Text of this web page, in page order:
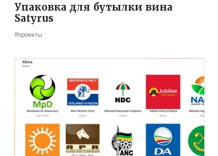
Упаковка для бутылки вина
Satyrus
#проекты